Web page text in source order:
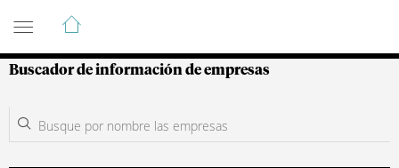
Guía de Empresas Colombianas
Buscador de información de empresas